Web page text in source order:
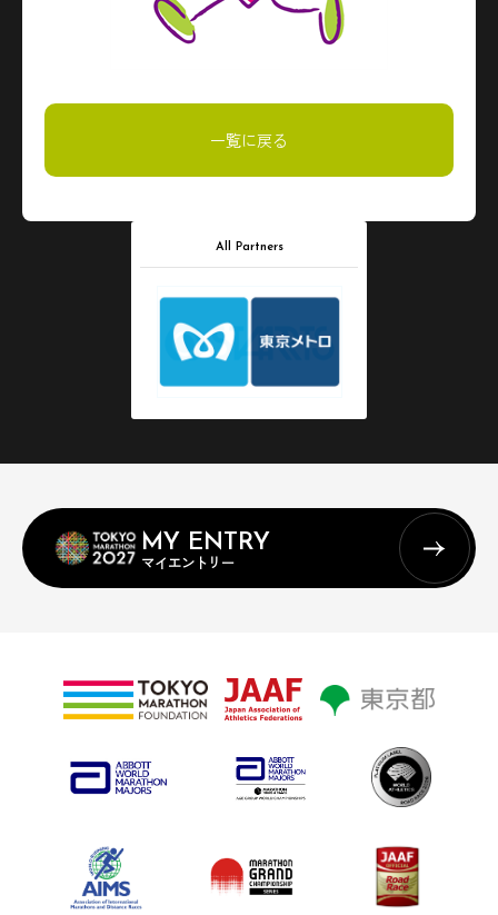
一覧に戻る
All Partners
MY ENTRY
マイエントリー